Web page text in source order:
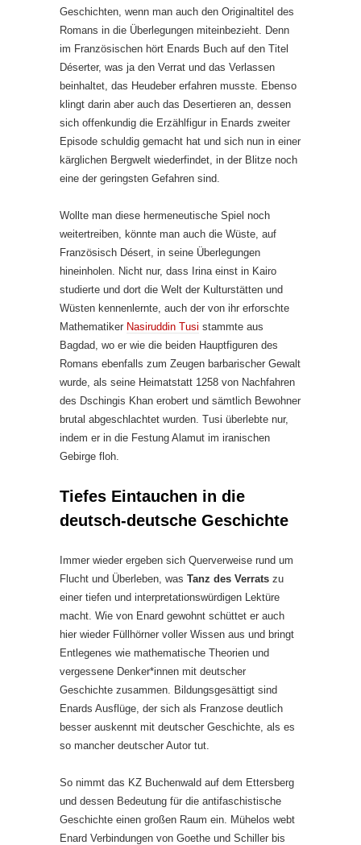
Geschichten, wenn man auch den Originaltitel des
Romans in die Überlegungen miteinbezieht. Denn
im Französischen hört Enards Buch auf den Titel
Déserter, was ja den Verrat und das Verlassen
beinhaltet, das Heudeber erfahren musste. Ebenso
klingt darin aber auch das Desertieren an, dessen
sich offenkundig die Erzählfigur in Enards zweiter
Episode schuldig gemacht hat und sich nun in einer
kärglichen Bergwelt wiederfindet, in der Blitze noch
eine der geringsten Gefahren sind.
Wollte man diese hermeneutische Spiel noch
weitertreiben, könnte man auch die Wüste, auf
Französisch Désert, in seine Überlegungen
hineinholen. Nicht nur, dass Irina einst in Kairo
studierte und dort die Welt der Kulturstätten und
Wüsten kennenlernte, auch der von ihr erforschte
Mathematiker Nasiruddin Tusi stammte aus
Bagdad, wo er wie die beiden Hauptfiguren des
Romans ebenfalls zum Zeugen barbarischer Gewalt
wurde, als seine Heimatstatt 1258 von Nachfahren
des Dschingis Khan erobert und sämtlich Bewohner
brutal abgeschlachtet wurden. Tusi überlebte nur,
indem er in die Festung Alamut im iranischen
Gebirge floh.
Tiefes Eintauchen in die
deutsch-deutsche Geschichte
Immer wieder ergeben sich Querverweise rund um
Flucht und Überleben, was Tanz des Verrats zu
einer tiefen und interpretationswürdigen Lektüre
macht. Wie von Enard gewohnt schüttet er auch
hier wieder Füllhörner voller Wissen aus und bringt
Entlegenes wie mathematische Theorien und
vergessene Denker*innen mit deutscher
Geschichte zusammen. Bildungsgesättigt sind
Enards Ausflüge, der sich als Franzose deutlich
besser auskennt mit deutscher Geschichte, als es
so mancher deutscher Autor tut.
So nimmt das KZ Buchenwald auf dem Ettersberg
und dessen Bedeutung für die antifaschistische
Geschichte einen großen Raum ein. Mühelos webt
Enard Verbindungen von Goethe und Schiller bis